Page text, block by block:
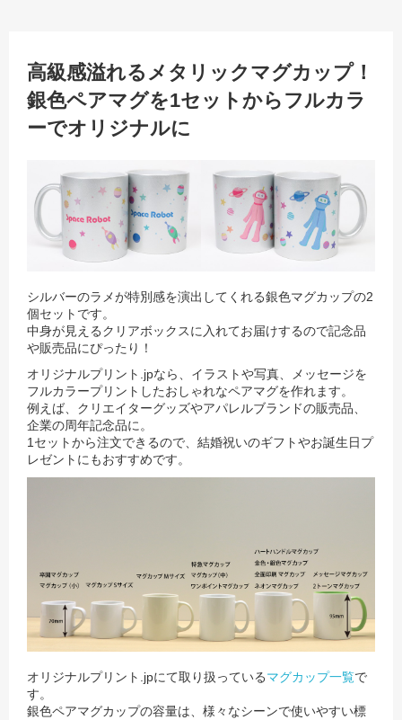
高級感溢れるメタリックマグカップ！
銀色ペアマグを1セットからフルカラ
ーでオリジナルに
シルバーのラメが特別感を演出してくれる銀色マグカップの2
個セットです。
中身が見えるクリアボックスに入れてお届けするので記念品
や販売品にぴったり！
オリジナルプリント.jpなら、イラストや写真、メッセージを
フルカラープリントしたおしゃれなペアマグを作れます。
例えば、クリエイターグッズやアパレルブランドの販売品、
企業の周年記念品に。
1セットから注文できるので、結婚祝いのギフトやお誕生日プ
レゼントにもおすすめです。
オリジナルプリント.jpにて取り扱っているマグカップ一覧で
す。
銀色ペアマグカップの容量は、様々なシーンで使いやすい標